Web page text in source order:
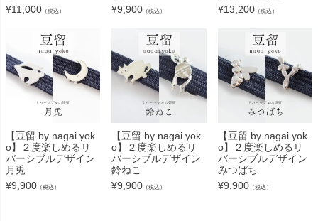
¥11,000 （税込）
¥9,900 （税込）
¥13,200（税込）
【豆留 by nagai yok
o】２度楽しめるリ
バーシブルデザイン
月兎
¥9,900 （税込）
【豆留 by nagai yok
o】２度楽しめるリ
バーシブルデザイン
鈴ねこ
¥9,900 （税込）
【豆留 by nagai yok
o】２度楽しめるリ
バーシブルデザイン
みつばち
¥9,900（税込）